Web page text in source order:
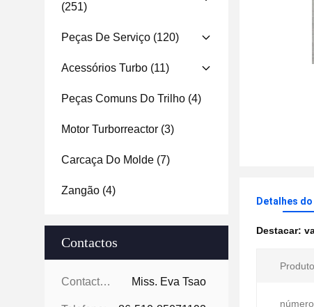
(251)
Peças De Serviço (120)
Acessórios Turbo (11)
Peças Comuns Do Trilho (4)
Motor Turborreactor (3)
Carcaça Do Molde (7)
Zangão (4)
Contactos
Contactos: Miss. Eva Tsao
Detalhes
Destacar: